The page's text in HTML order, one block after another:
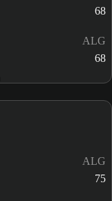
68
ALG
68
ALG
75